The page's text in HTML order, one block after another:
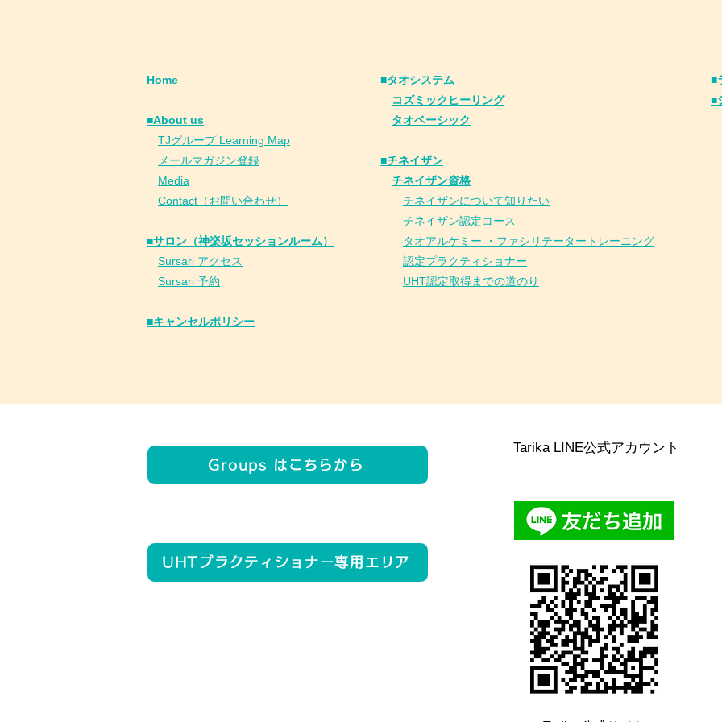
Home
■About us
TJグループ Learning Map
メールマガジン登録
Media
Contact（お問い合わせ）
■サロン（神楽坂セッションルーム）
Sursari アクセス
Sursari 予約
​■キャンセルポリシー
■タオシステム
コズミックヒーリング
タオベーシック
■チネイザン
チネイザン資格
チネイザンについて知りたい
チネイザン認定コース
タオアルケミー ・ファシリテータートレーニング
認定プラクティショナー
UHT認定取得までの道のり
■
■
Groups はこちらから
UHTプラクティショナー専用エリア
Tarika LINE公式アカウント